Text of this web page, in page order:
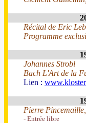
Récital de Eric
Programme
Johannes Strobl
Bach L'Art de la
Lien :
Pierre
- Entrée libre